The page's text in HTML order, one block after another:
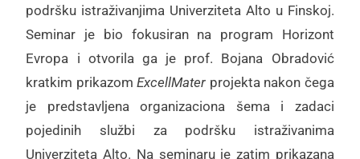
podršku istraživanjima Univerziteta Alto u Finskoj.
Seminar je bio fokusiran na program Horizont
Evropa i otvorila ga je prof. Bojana Obradović
kratkim prikazomExcellMater projekta nakon čega
je predstavljena organizaciona šema i zadaci
pojedinih službi za podršku istraživanima
Univerziteta Alto. Na seminaru je zatim prikazana